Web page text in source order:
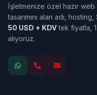
İşletmenize özel hazır
tasarımını alan adı,
50 USD + KDVtek fiyatla,
alıyoruz.